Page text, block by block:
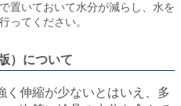
置いておいて水分が減らし、水を
ってください。
）について
伸縮が少ないとはいえ、多